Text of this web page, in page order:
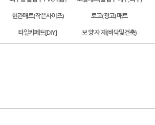
현관매트(작은사이즈) 로고(광고) 매트
타일카페트[DIY] 보 양 자 재(바닥및건축)